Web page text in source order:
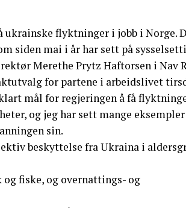
flyktninger i jobb i Norge.
siden mai i år har sett på
Merethe Prytz Haftorsen i Nav
for partene i arbeidslivet
mål for regjeringen å få
og jeg har sett mange
sin.
beskyttelse fra Ukraina i
og fiske, og overnattings- og